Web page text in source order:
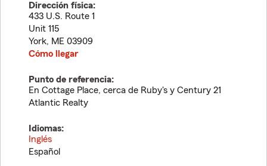
Dirección física:
433 U.S. Route 1
Unit 115
York, ME 03909
Cómo llegar
Punto de referencia:
En Cottage Place, cerca de Ruby's y Century 21
Atlantic Realty
Idiomas:
Inglés
Español